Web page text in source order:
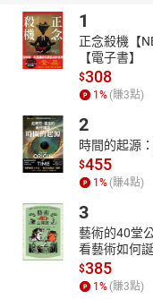
難不倒，現在就開
雜誌特色
❶報導性文章：
a. 包含影視娛樂
節慶、綠色生活
動等主題，以深入
大小事。
b. 深入臺灣單元
食人文等。
❷生活類文章：
國內外新聞焦點話
達時下科技新知
❸對話類：
a. 包含商用英語
1
正念殺機【
【電子書】
$308
1 % (賺3點)
2
時間的起源
$455
1 % (賺4點)
3
藝術的40堂
看藝術如何
$385
1 % (賺3點)